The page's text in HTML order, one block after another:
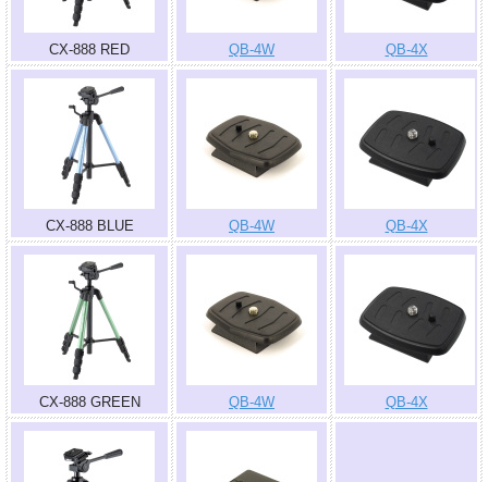
CX-888 RED QB-4W QB-4X
CX-888 BLUE QB-4W QB-4X
CX-888 GREEN QB-4W QB-4X